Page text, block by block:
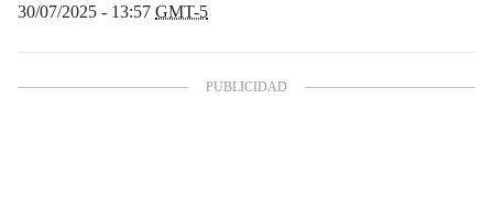
30/07/2025 - 13:57 GMT-5